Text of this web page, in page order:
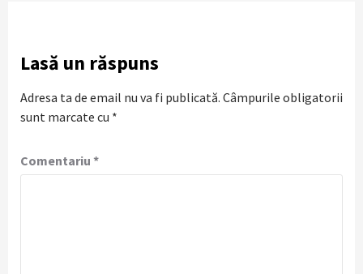
Lasă un răspuns
Adresa ta de email nu va fi publicată. Câmpurile obligatorii
sunt marcate cu *
Comentariu *